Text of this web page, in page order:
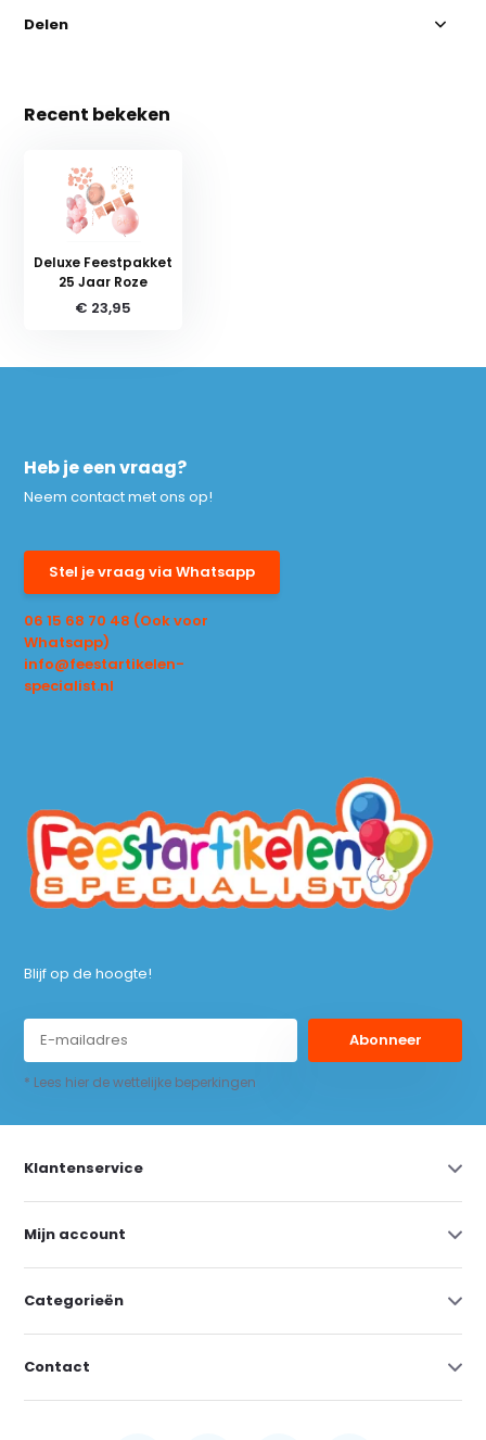
Delen
Recent bekeken
Deluxe Feestpakket
25 Jaar Roze
€ 23,95
Heb je een vraag?
Neem contact met ons op!
Stel je vraag via Whatsapp
06 15 68 70 48 (Ook voor
Whatsapp)
info@feestartikelen-
specialist.nl
Blijf op de hoogte!
Abonneer
* Lees hier de wettelijke beperkingen
Klantenservice
Mijn account
Categorieën
Contact